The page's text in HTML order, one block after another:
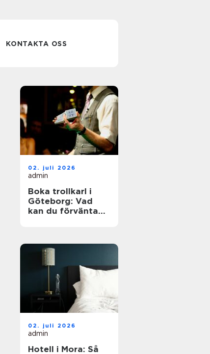
KONTAKTA OSS
02. juli 2026
admin
Boka trollkarl i
Göteborg: Vad
kan du förvänta
02. juli 2026
admin
Hotell i Mora: Så